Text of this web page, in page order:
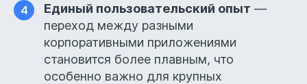
4 Единый пользовательский опыт —
переход между разными
корпоративными приложениями
становится более плавным, что
особенно важно для крупных